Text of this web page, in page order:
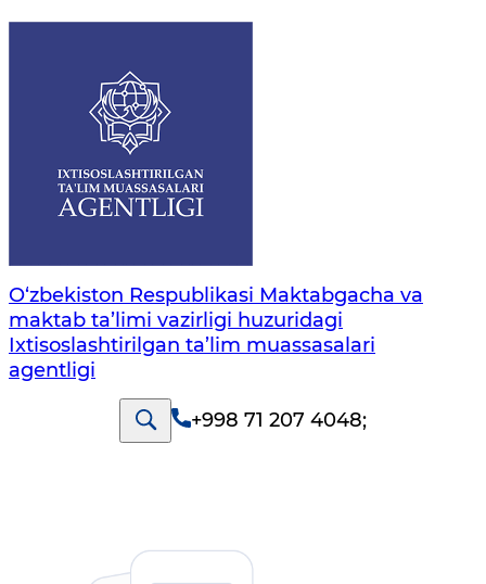
O‘zbekiston Respublikasi Maktabgacha va
maktab ta’limi vazirligi huzuridagi
Ixtisoslashtirilgan ta’lim muassasalari
agentligi
+998 71 207 4048;